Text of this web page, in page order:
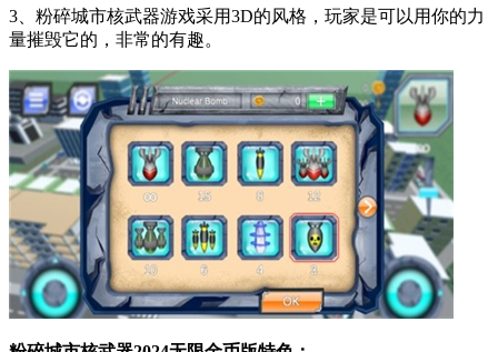
3、粉碎城市核武器游戏采用3D的风格，玩家是可以用你的力
量摧毁它的，非常的有趣。